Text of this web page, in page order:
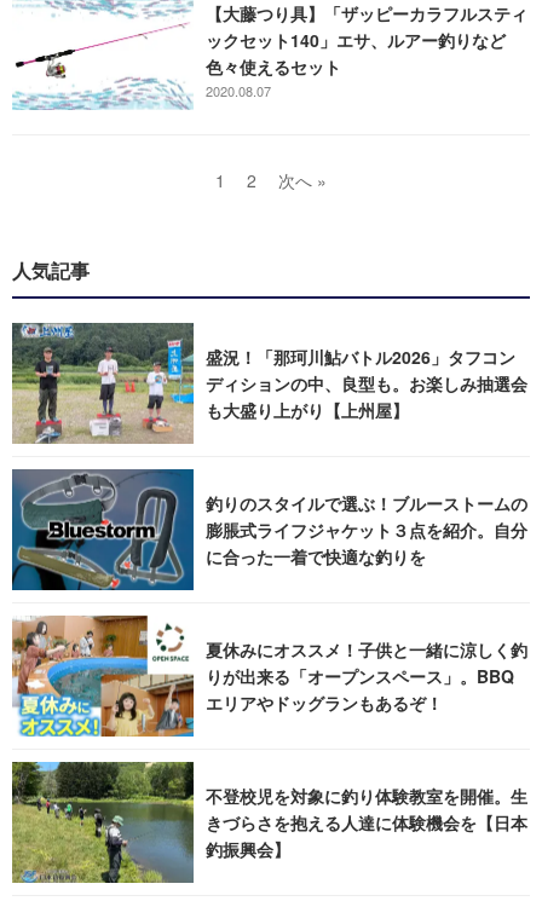
【大藤つり具】「ザッピーカラフルスティ
ックセット140」エサ、ルアー釣りなど
色々使えるセット
2020.08.07
1 2 次へ »
人気記事
盛況！「那珂川鮎バトル2026」タフコン
ディションの中、良型も。お楽しみ抽選会
も大盛り上がり【上州屋】
釣りのスタイルで選ぶ！ブルーストームの
膨脹式ライフジャケット３点を紹介。自分
に合った一着で快適な釣りを
夏休みにオススメ！子供と一緒に涼しく釣
りが出来る「オープンスペース」。BBQ
エリアやドッグランもあるぞ！
不登校児を対象に釣り体験教室を開催。生
きづらさを抱える人達に体験機会を【日本
釣振興会】